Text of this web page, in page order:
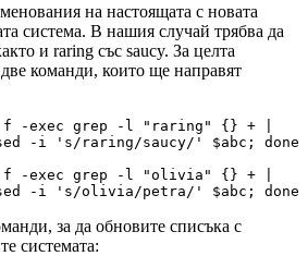
на настоящата с новата
система. В нашия случай трябва да
и raring със saucy. За целта
команди, които ще направят
-exec grep -l "raring" {} + |
-i 's/raring/saucy/' $abc; done
-exec grep -l "olivia" {} + |
-i 's/olivia/petra/' $abc; done
за да обновите списъка с
системата: